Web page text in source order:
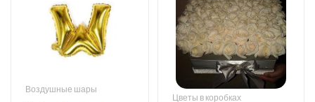
Воздушные шары
Helium balloon
12 AZN
Цветы в коробках
Beautiful moments
with simple flowers -
Box with flowers
168 AZN